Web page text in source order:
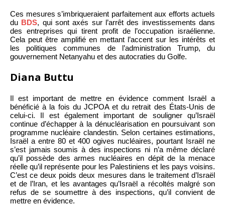
Ces mesures s’imbriqueraient parfaitement aux efforts actuels
du BDS, qui sont axés sur l’arrêt des investissements dans
des entreprises qui tirent profit de l’occupation israélienne.
Cela peut être amplifié en mettant l’accent sur les intérêts et
les politiques communes de l’administration Trump, du
gouvernement Netanyahu et des autocraties du Golfe.
Diana Buttu
Il est important de mettre en évidence comment Israël a
bénéficié à la fois du JCPOA et du retrait des États-Unis de
celui-ci. Il est également important de souligner qu’Israël
continue d’échapper à la dénucléarisation en poursuivant son
programme nucléaire clandestin. Selon certaines estimations,
Israël a entre 80 et 400 ogives nucléaires, pourtant Israël ne
s’est jamais soumis à des inspections ni n’a même déclaré
qu’il possède des armes nucléaires en dépit de la menace
réelle qu’il représente pour les Palestiniens et les pays voisins.
C’est ce deux poids deux mesures dans le traitement d’Israël
et de l’Iran, et les avantages qu’Israël a récoltés malgré son
refus de se soumettre à des inspections, qu’il convient de
mettre en évidence.